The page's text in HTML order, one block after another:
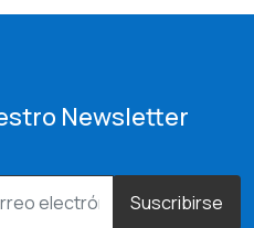
Newsletter
Suscribirse